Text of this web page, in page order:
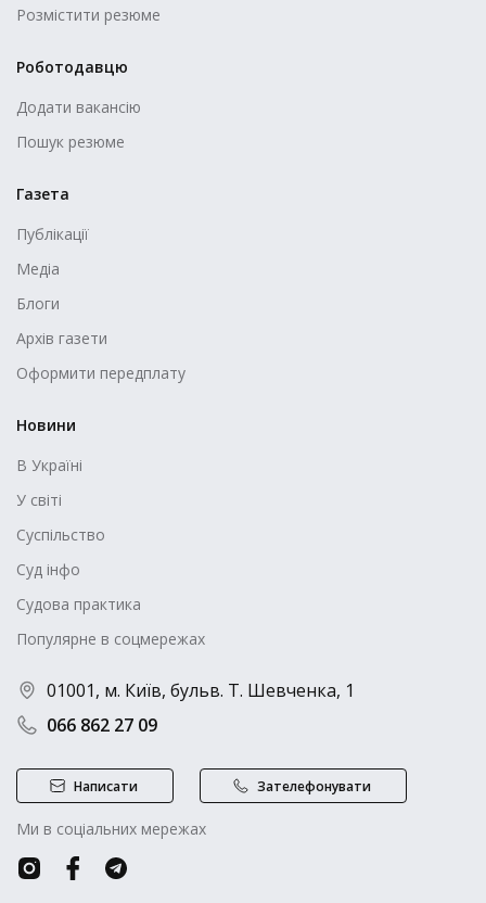
Розмістити резюме
Роботодавцю
Додати вакансію
Пошук резюме
Газета
Публікації
Медіа
Блоги
Архів газети
Оформити передплату
Новини
В Україні
У світі
Суспільство
Суд інфо
Судова практика
Популярне в соцмережах
066 862 27 09
01001, м. Київ, бульв. Т. Шевченка, 1
Написати Зателефонувати
Ми в соціальних мережах